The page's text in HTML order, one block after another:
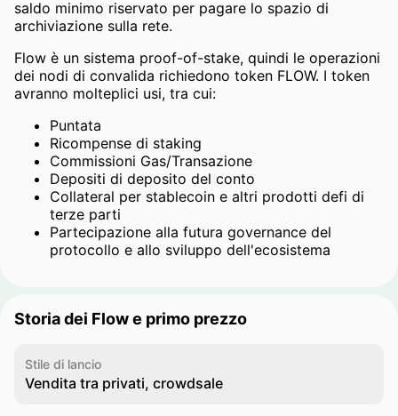
saldo minimo riservato per pagare lo spazio di
archiviazione sulla rete.
Flow è un sistema proof-of-stake, quindi le operazioni
dei nodi di convalida richiedono token FLOW. I token
avranno molteplici usi, tra cui:
Puntata
Ricompense di staking
Commissioni Gas/Transazione
Depositi di deposito del conto
Collateral per stablecoin e altri prodotti defi di
terze parti
Partecipazione alla futura governance del
protocollo e allo sviluppo dell'ecosistema
Storia dei Flow e primo prezzo
Stile di lancio
Vendita tra privati, crowdsale